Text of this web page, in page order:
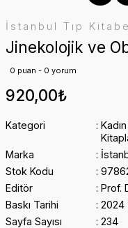
İstanbul Tıp
Jinekolojik ve
0 puan - 0 yorum
920,00₺
Kategori
Marka
Stok Kodu
Editör
Prof.
Baskı Tarihi
2024
Sayfa Sayısı
234